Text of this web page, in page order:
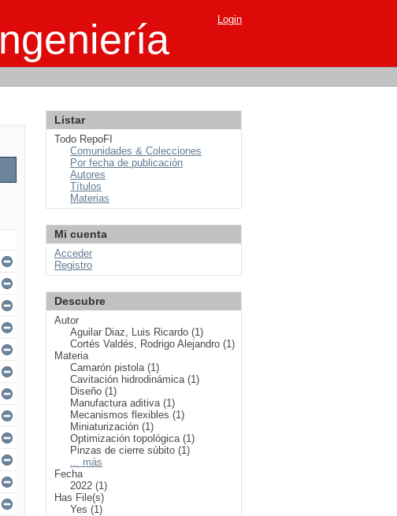
Login
Listar
Todo RepoFI
Comunidades & Colecciones
Por fecha de publicación
Autores
Títulos
Materias
Mi cuenta
Acceder
Registro
Descubre
Autor
Aguilar Diaz, Luis Ricardo (1)
Cortés Valdés, Rodrigo Alejandro (1)
Materia
Camarón pistola (1)
Cavitación hidrodinámica (1)
Diseño (1)
Manufactura aditiva (1)
Mecanismos flexibles (1)
Miniaturización (1)
Optimización topológica (1)
Pinzas de cierre súbito (1)
... más
Fecha
2022 (1)
Has File(s)
Yes (1)